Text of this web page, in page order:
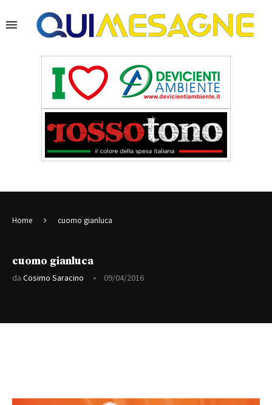
Home cuomo gianluca
cuomo gianluca
da Cosimo Saracino 09/04/2016